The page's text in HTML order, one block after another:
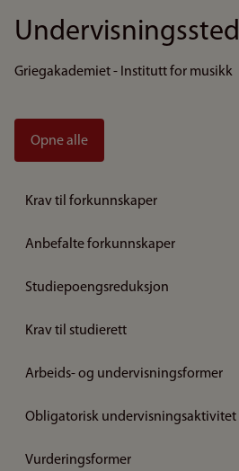
Undervisningssted
Griegakademiet - Institutt for musikk
Opne alle
Krav til forkunnskaper
Anbefalte forkunnskaper
Studiepoengsreduksjon
Krav til studierett
Arbeids- og undervisningsformer
Obligatorisk undervisningsaktivitet
Vurderingsformer